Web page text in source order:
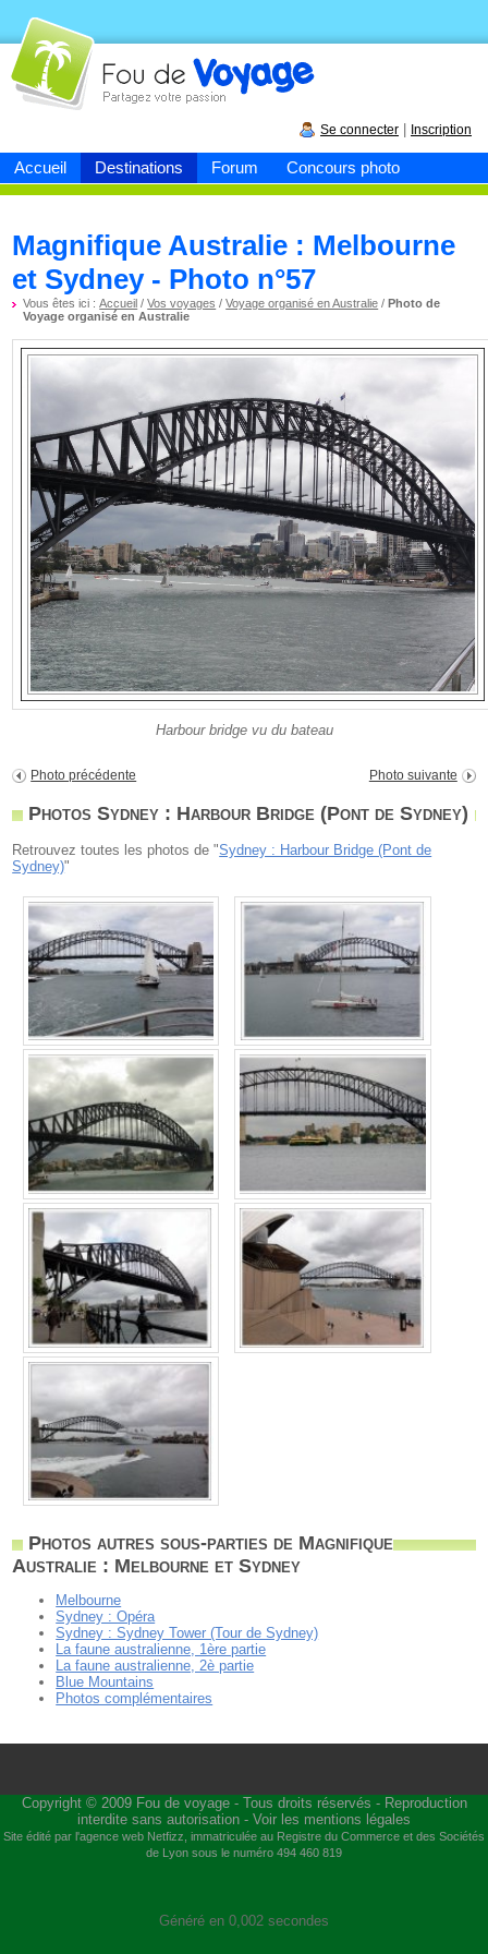
Accueil Destinations Forum Concours photo
Fou devoyage
Se connecter Inscription
Magnifique Australie : Melbourne
et Sydney - Photo n°57
Vous êtes ici :Accueil /Vos voyages /Voyage organisé en Australie /Photo de
Voyage organisé en Australie
Harbour bridge vu du bateau
Photo précédente Photo suivante
Photos Sydney : Harbour Bridge (Pont de Sydney)
Retrouvez toutes les photos de "Sydney : Harbour Bridge (Pont de
Sydney)"
Photos autres sous-parties de Magnifique
Australie : Melbourne et Sydney
Melbourne
Sydney : Opéra
Sydney : Sydney Tower (Tour de Sydney)
La faune australienne, 1ère partie
La faune australienne, 2è partie
Blue Mountains
Photos complémentaires
Copyright © 2009 Fou de voyage- Tous droits réservés - Reproduction
interdite sans autorisation - Voir les mentions légales
Site édité par l'agence web Netfizz , immatriculée au Registre du Commerce et des Sociétés
de Lyon sous le numéro 494 460 819
Généré en 0,002 secondes